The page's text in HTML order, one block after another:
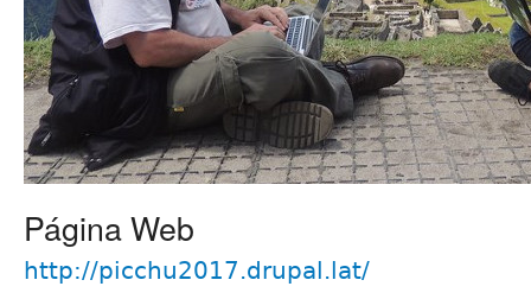
Página Web
http://picchu2017.drupal.lat/